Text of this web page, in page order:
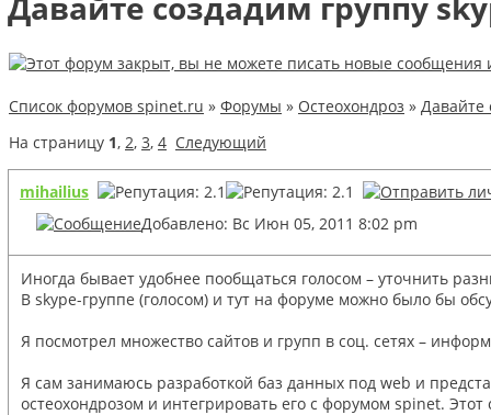
Список форумов spinet.ru » Форумы » Остеохондроз » Давайте
На страницу 1, 2, 3, 4 Следующий
mihailius
Добавлено: Вс Июн 05, 2011 8:02 pm
Иногда бывает удобнее пообщаться голосом – уточнить
В skype-группе (голосом) и тут на форуме можно было бы
Я посмотрел множество сайтов и групп в соц. сетях –
Я сам занимаюсь разработкой баз данных под web и
остеохондрозом и интегрировать его с форумом spinet.